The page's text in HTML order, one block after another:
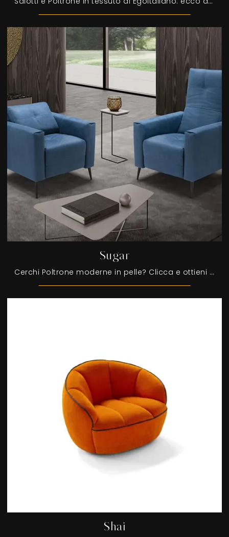
Sugar
Cerchi Poltrone moderne in pelle? Clicca e ottieni informazioni sul modello Sugar di Egoitaliano.
Shai